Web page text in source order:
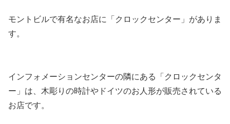
モントビルで有名なお店に「クロックセンター」がありま
す。
インフォメーションセンターの隣にある「クロックセンタ
ー」は、木彫りの時計やドイツのお人形が販売されている
お店です。